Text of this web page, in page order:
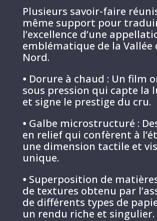
Plusieurs savoir-faire
même support pour
l’excellence d’une
emblématique de la Vallée
Nord.
• Dorure à chaud : Un film
sous pression qui capte la
et signe le prestige du cru.
• Galbe microstructuré :
en relief qui confèrent à
une dimension tactile et
unique.
• Superposition de
de textures obtenu par
de différents types de
un rendu riche et singulier.